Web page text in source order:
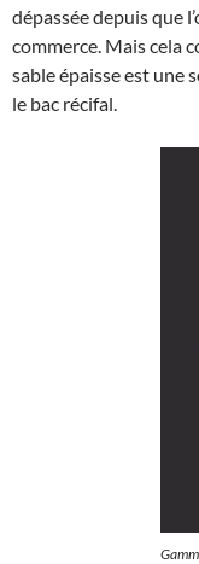
dépassée depuis que
commerce. Mais cela
sable épaisse est une
le bac récifal.